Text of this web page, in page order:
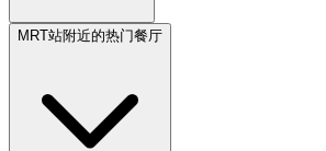
MRT站附近的热门餐厅